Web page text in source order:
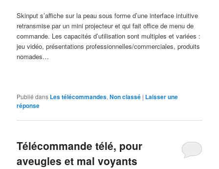
Skinput s’affiche sur la peau sous forme d’une interface intuitive
retransmise par un mini projecteur et qui fait office de menu de
commande. Les capacités d’utilisation sont multiples et variées :
jeu vidéo, présentations professionnelles/commerciales, produits
nomades…
Publié dans Les télécommandes,Non classé | Laisser une
réponse
Télécommande télé, pour
aveugles et mal voyants